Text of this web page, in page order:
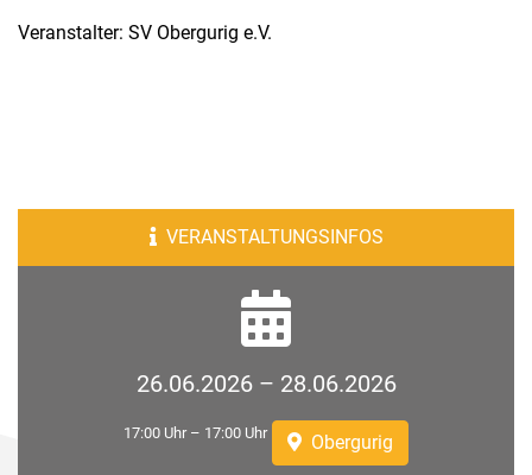
Veranstalter: SV Obergurig e.V.
VERANSTALTUNGSINFOS
26.06.2026 – 28.06.2026
17:00 Uhr – 17:00 Uhr Obergurig